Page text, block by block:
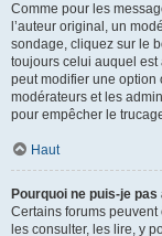
Comme pour les
l’auteur original, un
sondage, cliquez sur le
toujours celui auquel est
peut modifier une option
modérateurs et les
pour empêcher le
Haut
Pourquoi ne puis-je
Certains forums
les consulter, les lire, y